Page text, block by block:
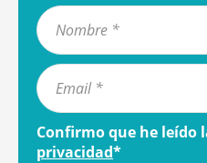
Confirmo que he leído
privacidad*